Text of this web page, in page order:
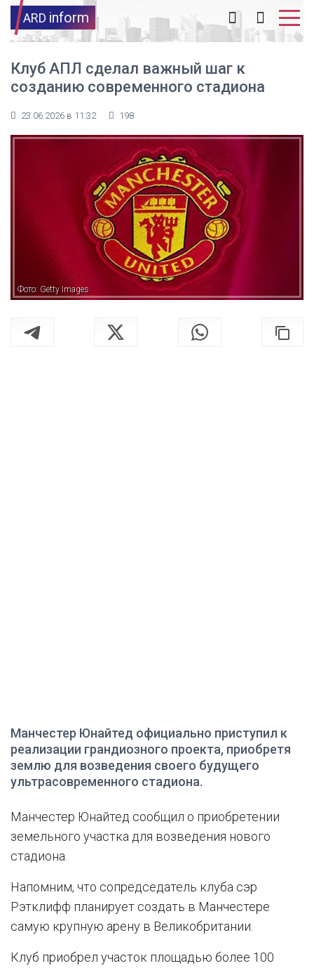
ARD inform
Клуб АПЛ сделал важный шаг к
созданию современного стадиона
23.06.2026 в 11:32 198
Фото: Getty Images
Манчестер Юнайтед официально приступил к
реализации грандиозного проекта, приобретя
землю для возведения своего будущего
ультрасовременного стадиона.
Манчестер Юнайтед сообщил о приобретении
земельного участка для возведения нового
стадиона.
Напомним, что сопредседатель клуба сэр
Рэтклифф планирует создать в Манчестере
самую крупную арену в Великобритании.
Клуб приобрел участок площадью более 100